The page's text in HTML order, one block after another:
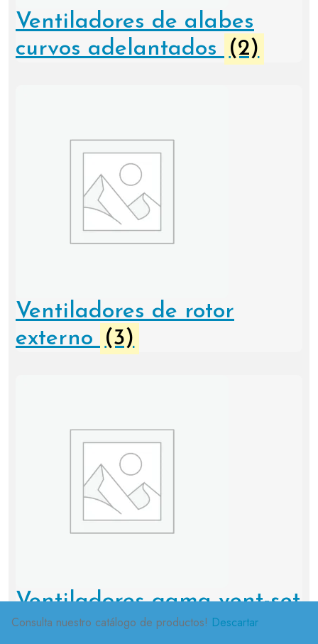
Consulta nuestro catálogo de productos! Descartar
Ventiladores de alabes
curvos adelantados
(2)
Ventiladores de rotor
externo
(3)
Ventiladores gama vent-set
(24)